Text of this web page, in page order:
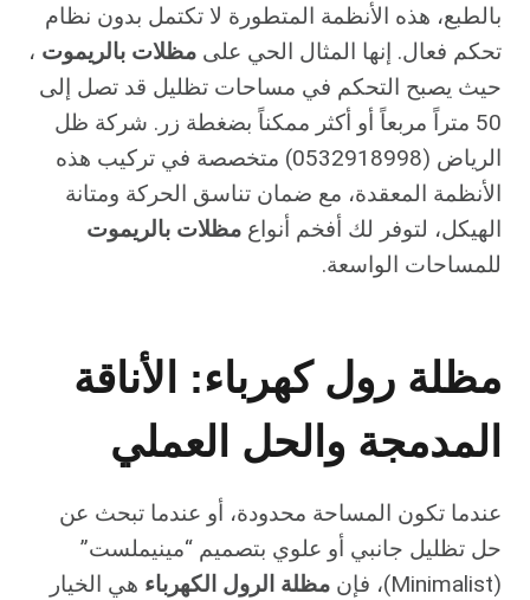
بالطبع، هذه الأنظمة المتطورة لا تكتمل بدون نظام
تحكم فعال. إنها المثال الحي على مظلات بالريموت ،
حيث يصبح التحكم في مساحات تظليل قد تصل إلى
50 متراً مربعاً أو أكثر ممكناً بضغطة زر. شركة ظل
الرياض (0532918998) متخصصة في تركيب هذه
الأنظمة المعقدة، مع ضمان تناسق الحركة ومتانة
الهيكل، لتوفر لك أفخم أنواع مظلات بالريموت
للمساحات الواسعة.
مظلة رول كهرباء: الأناقة
المدمجة والحل العملي
عندما تكون المساحة محدودة، أو عندما تبحث عن
حل تظليل جانبي أو علوي بتصميم “مينيملست”
(Minimalist)، فإن
مظلة الرول الكهرباء هي الخيار